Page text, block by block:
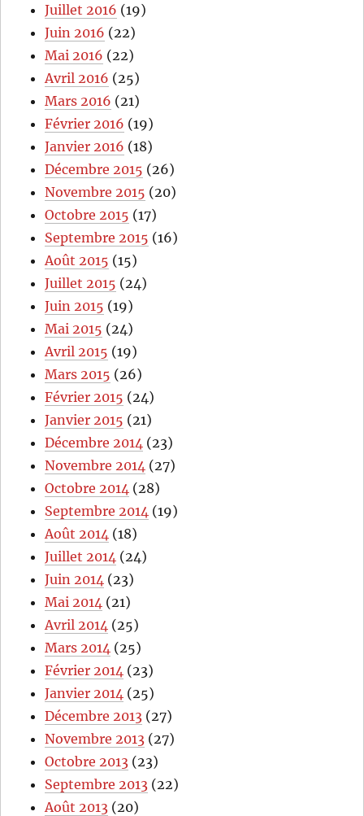
Juillet 2016 (19)
Juin 2016 (22)
Mai 2016 (22)
Avril 2016 (25)
Mars 2016 (21)
Février 2016 (19)
Janvier 2016 (18)
Décembre 2015 (26)
Novembre 2015 (20)
Octobre 2015 (17)
Septembre 2015 (16)
Août 2015 (15)
Juillet 2015 (24)
Juin 2015 (19)
Mai 2015 (24)
Avril 2015 (19)
Mars 2015 (26)
Février 2015 (24)
Janvier 2015 (21)
Décembre 2014 (23)
Novembre 2014 (27)
Octobre 2014 (28)
Septembre 2014 (19)
Août 2014 (18)
Juillet 2014 (24)
Juin 2014 (23)
Mai 2014 (21)
Avril 2014 (25)
Mars 2014 (25)
Février 2014 (23)
Janvier 2014 (25)
Décembre 2013 (27)
Novembre 2013 (27)
Octobre 2013 (23)
Septembre 2013 (22)
Août 2013 (20)